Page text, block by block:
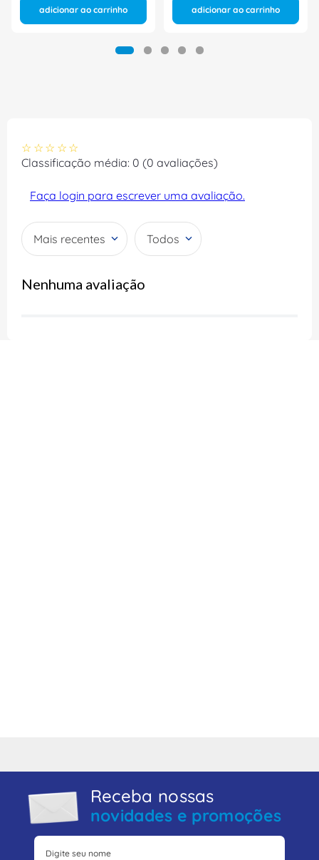
adicionar ao carrinho adicionar ao carrinho
☆ ☆ ☆ ☆ ☆
Classificação média: 0 (0 avaliações)
Faça login para escrever uma avaliação.
Mais recentes Todos
Nenhuma avaliação
Receba nossas
novidades e promoções